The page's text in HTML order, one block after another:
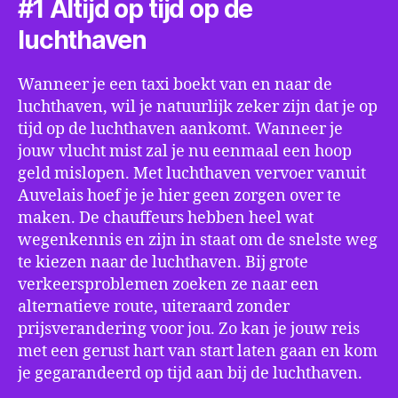
#1 Altijd op tijd op de
luchthaven
Wanneer je een taxi boekt van en naar de
luchthaven, wil je natuurlijk zeker zijn dat je op
tijd op de luchthaven aankomt. Wanneer je
jouw vlucht mist zal je nu eenmaal een hoop
geld mislopen. Met luchthaven vervoer vanuit
Auvelais hoef je je hier geen zorgen over te
maken. De chauffeurs hebben heel wat
wegenkennis en zijn in staat om de snelste weg
te kiezen naar de luchthaven. Bij grote
verkeersproblemen zoeken ze naar een
alternatieve route, uiteraard zonder
prijsverandering voor jou. Zo kan je jouw reis
met een gerust hart van start laten gaan en kom
je gegarandeerd op tijd aan bij de luchthaven.